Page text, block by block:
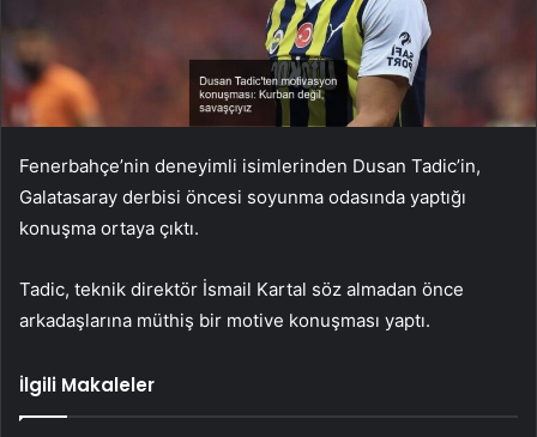
Fenerbahçe’nin deneyimli isimlerinden Dusan Tadic’in,
Galatasaray derbisi öncesi soyunma odasında yaptığı
konuşma ortaya çıktı.
Tadic, teknik direktör İsmail Kartal söz almadan önce
arkadaşlarına müthiş bir motive konuşması yaptı.
İlgili Makaleler